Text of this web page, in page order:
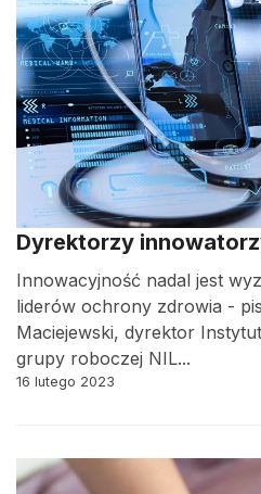
Dyrektorzy
Innowacyjność nadal jest
liderów ochrony zdrowia -
Maciejewski, dyrektor
grupy roboczej NIL...
16 lutego 2023